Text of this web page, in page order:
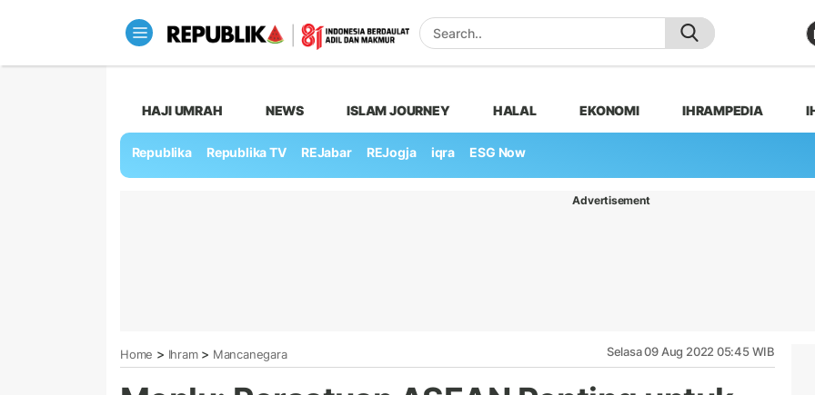
HAJI UMRAH NEWS ISLAM JOURNEY HALAL EKONOMI IHRAMPEDIA
Republika Republika TV REJabar REJogja iqra ESG Now
Advertisement
Home > Ihram> Mancanegara Selasa 09 Aug 2022 05:45 WIB